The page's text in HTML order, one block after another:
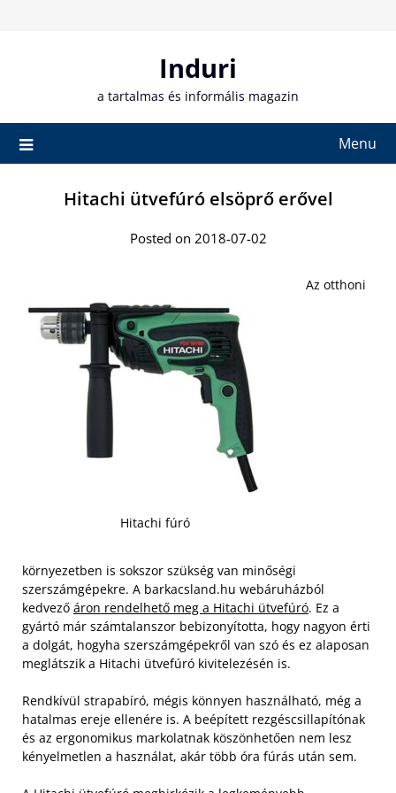
Induri
a tartalmas és informális magazin
Menu
Hitachi ütvefúró elsöprő erővel
Posted on 2018-07-02
Hitachi fúró
Az otthoni
környezetben is sokszor szükség van minőségi
szerszámgépekre. A barkacsland.hu webáruházból
kedvező áron rendelhető meg a Hitachi ütvefúró. Ez a
gyártó már számtalanszor bebizonyította, hogy nagyon érti
a dolgát, hogyha szerszámgépekről van szó és ez alaposan
meglátszik a Hitachi ütvefúró kivitelezésén is.
Rendkívül strapabíró, mégis könnyen használható, még a
hatalmas ereje ellenére is. A beépített rezgéscsillapítónak
és az ergonomikus markolatnak köszönhetően nem lesz
kényelmetlen a használat, akár több óra fúrás után sem.